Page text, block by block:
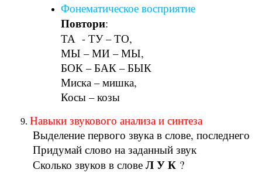
Фонематическое восприятие
Повтори:
ТА - ТУ – ТО,
МЫ – МИ – МЫ,
БОК – БАК – БЫК
Миска – мишка,
Косы – козы
Навыки звукового анализа и синтеза
Выделение первого звука в слове, последнего
Придумай слово на заданный звук
Сколько звуков в слове Л У К ?